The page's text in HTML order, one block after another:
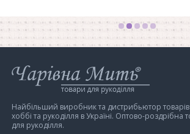
Інтернет-
магазин
Мить
Найбільший виробник та дистрибьютор товарів
хоббі та рукоділля в Україні. Оптово-роздрібна
для рукоділля.